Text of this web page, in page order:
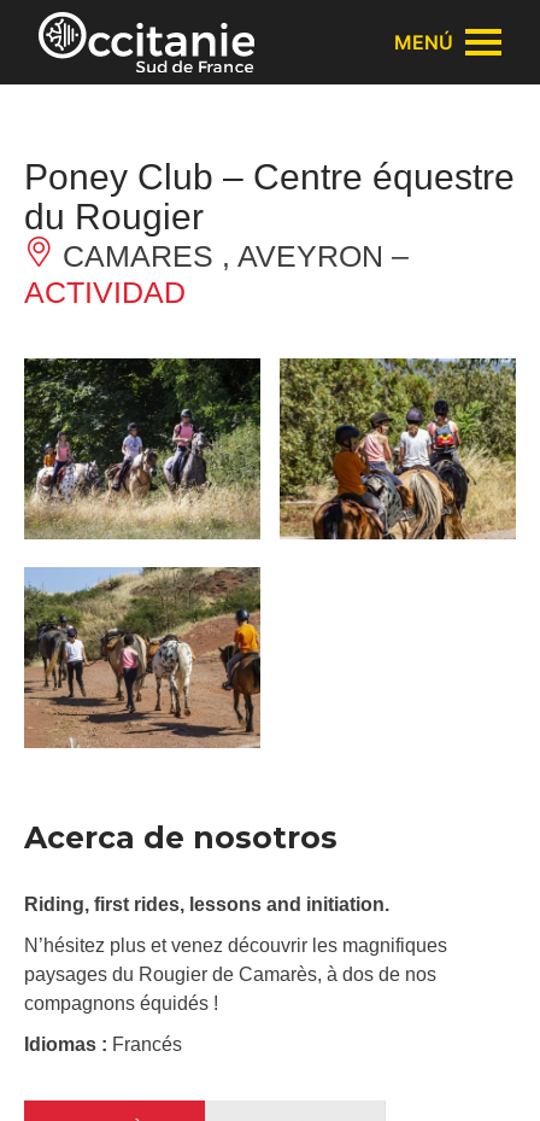
Panel de gestión de cookies
MENÚ
Poney Club – Centre équestre
du Rougier
CAMARES , AVEYRON –
ACTIVIDAD
Acerca de nosotros
Riding, first rides, lessons and initiation.
N’hésitez plus et venez découvrir les magnifiques
paysages du Rougier de Camarès, à dos de nos
compagnons équidés !
Idiomas : Francés